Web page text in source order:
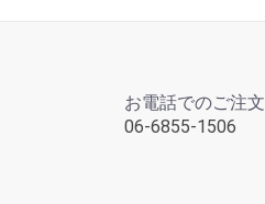
お電話でのご注文
06-6855-1506